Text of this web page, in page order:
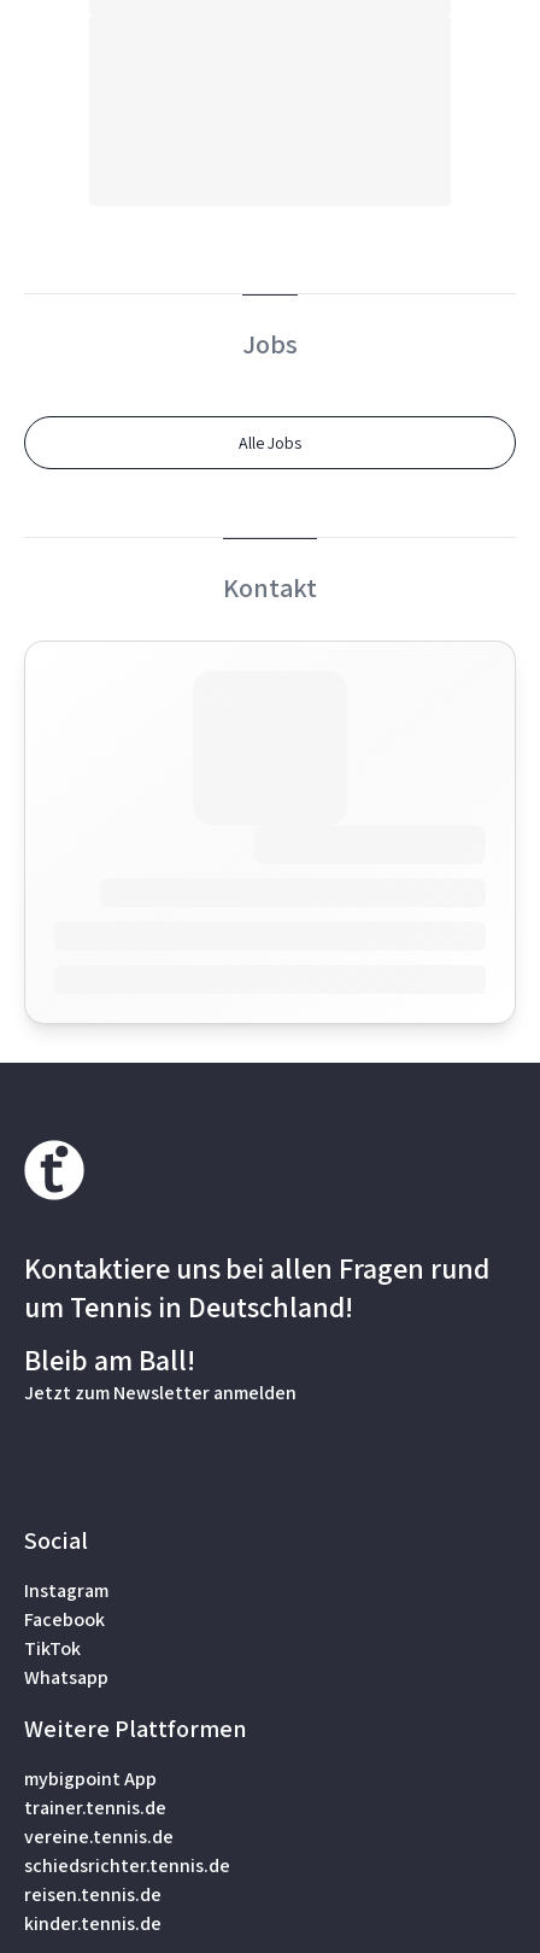
Jobs
Alle Jobs
Kontakt
Kontaktiere unsbei allen Fragen rund
um Tennis in Deutschland!
Bleib am Ball!
Jetzt zum Newsletter anmelden
Social
Instagram
Facebook
TikTok
Whatsapp
Weitere Plattformen
mybigpoint App
trainer.tennis.de
vereine.tennis.de
schiedsrichter.tennis.de
reisen.tennis.de
kinder.tennis.de